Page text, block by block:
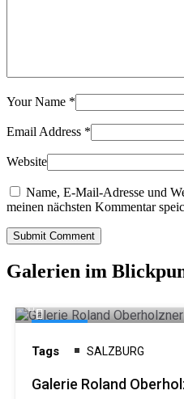
Your Name *
Email Address *
Website
Name, E-Mail-Adresse und
meinen nächsten Kommentar
Submit Comment
Galerien im
Tags SALZBURG
Galerie Roland